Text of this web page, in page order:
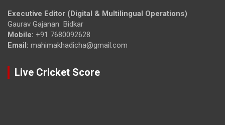
Executive Editor (Digital & Multilingual Operations)
Gaurav Gajanan Bidkar
Mobile: +91 7680092628
Email: mahimakhadicha@gmail.com
Live Cricket Score